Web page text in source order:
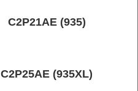
C2P21AE (935)
C2P25AE (935XL)